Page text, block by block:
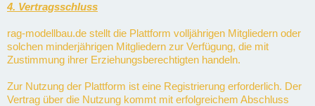
4. Vertragsschluss
rag-modellbau.de stellt die Plattform volljährigen Mitgliedern oder
solchen minderjährigen Mitgliedern zur Verfügung, die mit
Zustimmung ihrer Erziehungsberechtigten handeln.
Zur Nutzung der Plattform ist eine Registrierung erforderlich. Der
Vertrag über die Nutzung kommt mit erfolgreichem Abschluss